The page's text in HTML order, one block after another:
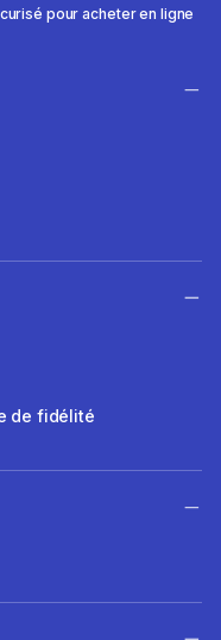
pour acheter en ligne
de fidélité